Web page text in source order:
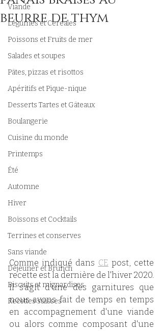
Viande
Légumes et Cereales
Poissons et Fruits de mer
Salades et soupes
Pâtes, pizzas et risottos
Apéritifs et Pique-nique
Desserts Tartes et Gâteaux
Boulangerie
Cuisine du monde
Printemps
Été
Automne
Hiver
Boissons et Cocktails
Terrines et conserves
Sans viande
Déjeuner et Brunch
Biscuits et mignardises
Recettes suisses
beurre de thym
Comme indiqué dans CE post, cette
recette est la dernière de l'hiver 2020.
Il s'agit d'une des garnitures que
nous avons fait de temps en temps
en accompagnement d'une viande
ou alors comme composant d'une